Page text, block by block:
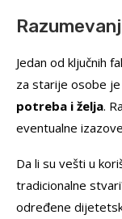
Jedan od ključnih
za starije osobe je
potreba i želja.
eventualne
Da li su vešti u
tradicionalne
određene